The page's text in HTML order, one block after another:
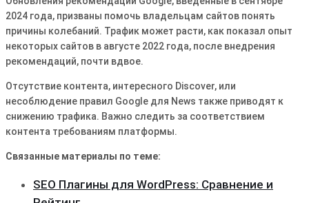
2024 года, призваны помочь владельцам сайтов понять
причины колебаний․ Трафик может расти, как показал опыт
некоторых сайтов в августе 2022 года, после внедрения
рекомендаций, почти вдвое․
Отсутствие контента, интересного Discover, или
несоблюдение правил Google для News также приводят к
снижению трафика․ Важно следить за соответствием
контента требованиям платформы․
Связанные материалы по теме:
SEO Плагины для WordPress: Сравнение и